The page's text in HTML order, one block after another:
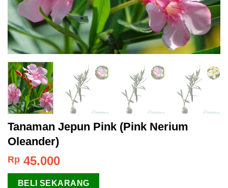
Tanaman Jepun Pink (Pink Nerium
Oleander)
Rp 45.000
BELI SEKARANG